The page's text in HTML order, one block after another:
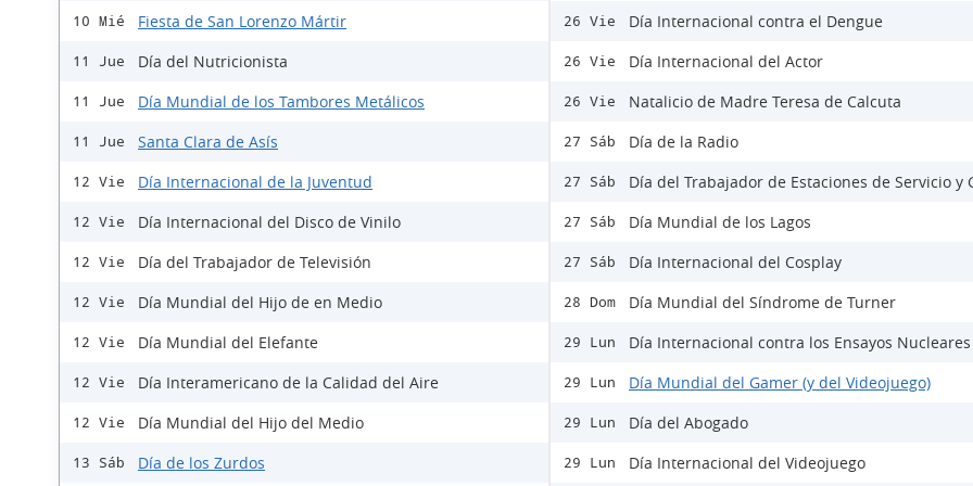
10 Mié Fiesta de San Lorenzo Mártir
11 Jue Día del Nutricionista
11 Jue Día Mundial de los Tambores Metálicos
11 Jue Santa Clara de Asís
12 Vie Día Internacional de la Juventud
12 Vie Día Internacional del Disco de Vinilo
12 Vie Día del Trabajador de Televisión
12 Vie Día Mundial del Hijo de en Medio
12 Vie Día Mundial del Elefante
12 Vie Día Interamericano de la Calidad del Aire
12 Vie Día Mundial del Hijo del Medio
13 Sáb Día de los Zurdos
26 Vie Día Internacional contra el Dengue
26 Vie Día Internacional del Actor
26 Vie Natalicio de Madre Teresa de Calcuta
27 Sáb Día de la Radio
27 Sáb Día del Trabajador de Estaciones de Servicio y
27 Sáb Día Mundial de los Lagos
27 Sáb Día Internacional del Cosplay
28 Dom Día Mundial del Síndrome de Turner
29 Lun Día Internacional contra los Ensayos Nucleares
29 Lun Día Mundial del Gamer (y del Videojuego)
29 Lun Día del Abogado
29 Lun Día Internacional del Videojuego